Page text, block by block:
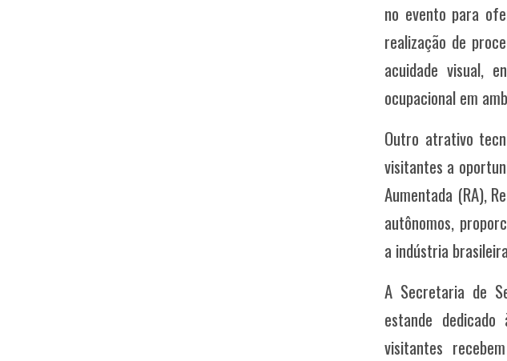
no evento para
realização de
acuidade visual,
ocupacional em
Outro atrativo
visitantes a
Aumentada (RA),
autônomos,
a indústria
A Secretaria de
estande
visitantes